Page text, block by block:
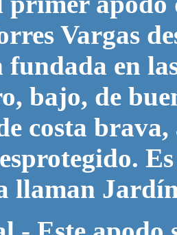
Vargas
en
bajo, de
costa
llaman